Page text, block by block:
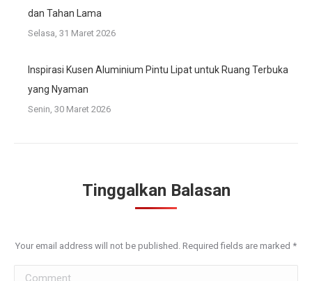
dan Tahan Lama
Selasa, 31 Maret 2026
Inspirasi Kusen Aluminium Pintu Lipat untuk Ruang Terbuka
yang Nyaman
Senin, 30 Maret 2026
Tinggalkan Balasan
Your email address will not be published. Required fields are marked *
Comment